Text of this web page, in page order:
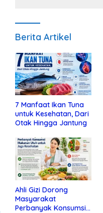
Berita Artikel
7 Manfaat Ikan Tuna
untuk Kesehatan, Dari
Otak Hingga Jantung
Ahli Gizi Dorong
Masyarakat
Perbanyak Konsumsi